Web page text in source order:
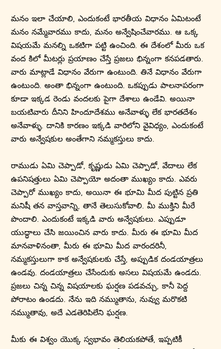
మనం ఇలా చేయాలి, ఎందుకంటే భారతీయ విధానం ఏమిటంటే
మనం నమ్మేవారము కాదు, మనం అన్వేషించేవారము. ఆ ఒక్క
విషయమే మనల్ని ఒకటిగా పట్టి ఉంచింది. ఈ దేశంలో మీరు ఒక
వంద కిలో మీటర్లు ప్రయాణం చేస్తే ప్రజలు భిన్నంగా కనపడతారు.
వారు మాట్లాడే విధానం వేరుగా ఉంటుంది. తినే విధానం వేరుగా
ఉంటుంది. అంతా భిన్నంగా ఉంటుంది. ఒకప్పుడు పాలనాపరంగా
కూడా ఇక్కడ రెండు వందలకు పైగా దేశాలు ఉండేవి. అయినా
బయటివారు దీనిని హిందూదేశము అనేవాళ్ళు లేక భారతదేశం
అనేవాళ్ళు. దానికి కారణం ఇక్కడి వారిలోని వైవిధ్యం, ఎందుకంటే
వారు అన్వేషకుల అంతేగాని నమ్మకస్తులు కాదు.
రాముడు ఏమి చెప్పాడో, కృష్ణుడు ఏమి చెప్పాడో, వేదాలు లేక
ఉపనిషత్తులు ఏమి చెప్పాయో అదంతా ముఖ్యం కాదు. ఎవరు
చెప్పారో ముఖ్యం కాదు, అయినా ఈ భూమి మీద పుట్టిన ప్రతి
మనిషీ తన వాస్తవాన్ని, తానే తెలుసుకోవాలి. మీ ముక్తిని మీరే
పొందాలి. ఎందుకంటే ఇక్కడి వారు అన్వేషకులు. ఎప్పుడూ
యుద్ధాలు చేసి జయించిన వారు కాదు. మీరు ఈ భూమి మీద
మానవాళినంతా, మీరు ఈ భూమి మీద వారందరినీ,
నమ్మకస్తులుగా కాక అన్వేషకులకు చేస్తే, అప్పుడిక దండయాత్రలు
ఉండవు. దండయాత్రలు చేసేందుకు అసలు విషయమే ఉండదు.
ప్రజలు చిన్న చిన్న విషయాలకు ఘర్షణ పడవచ్చు, కానీ పెద్ద
పోరాటం ఉండదు. నేను ఇది నమ్ముతాను, నువ్వు మరొకటి
నమ్ముతావు, అదే ఎడతెరిపిలేని ఘర్షణ.
మీకు ఈ విశ్వం యొక్క స్వభావం తెలియకపోతే, ఇప్పటికీ